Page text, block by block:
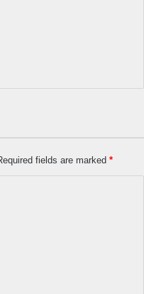
fields are marked *